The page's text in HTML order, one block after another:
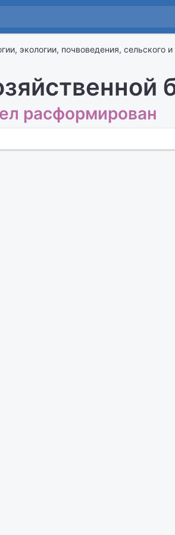
экологии, почвоведения, сельского
расформирован